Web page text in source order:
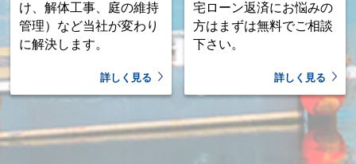
け、解体工事、庭の維持
管理）など当社が変わり
に解決します。
詳しく見る
宅ローン返済にお悩みの
方はまずは無料でご相談
下さい。
詳しく見る